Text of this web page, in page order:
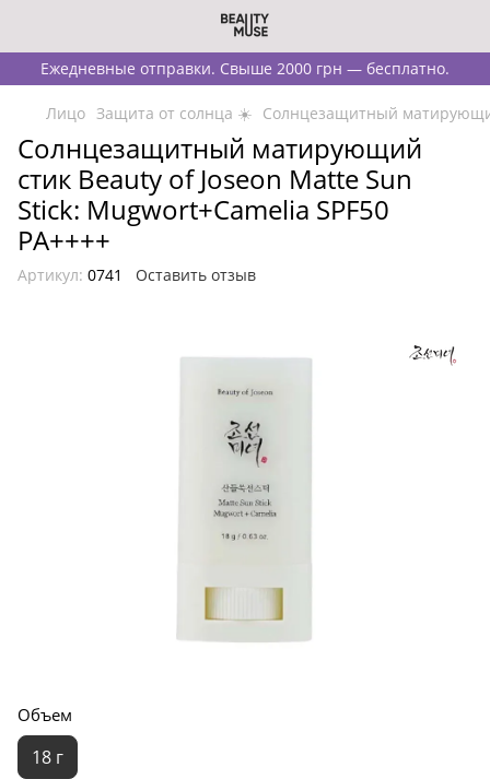
Ежедневные отправки. Свыше 2000 грн — бесплатно.
Лицо Защита от солнца ☀️ Солнцезащитный
Солнцезащитный матирующий
стик Beauty of Joseon Matte Sun
Stick: Mugwort+Camelia SPF50
PA++++
Артикул: 0741 Оставить отзыв
Объем
18 г